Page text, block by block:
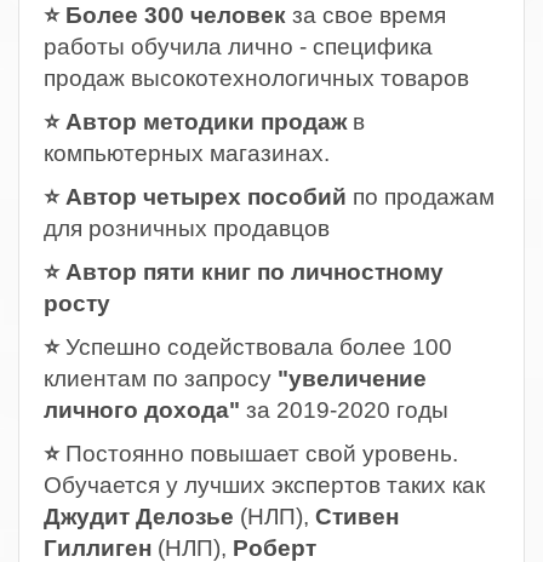
⭐ Более 300 человек за свое время
работы обучила лично - специфика
продаж высокотехнологичных товаров
⭐ Автор методики продажв
компьютерных магазинах.
⭐ Автор четырех пособий по продажам
для розничных продавцов
⭐ Автор пяти книг по личностному
росту
⭐Успешно содействовала более 100
клиентам по запросу "увеличение
личного дохода" за 2019-2020 годы
⭐ Постоянно повышает свой уровень.
Обучается у лучших экспертов таких как
Джудит Делозье (НЛП), Стивен
Гиллиген (НЛП), Роберт